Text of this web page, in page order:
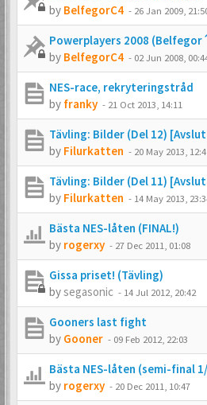
by BelfegorC4 - 26 Jan 2009,
Powerplayers 2008
by BelfegorC4 - 02 Jun 2008,
NES-race, rekryteringstråd
by franky - 21 Oct 2013, 14:11
Tävling: Bilder (Del 12)
by Filurkatten - 20 May 2013,
Tävling: Bilder (Del 11)
by Filurkatten - 14 May 2013,
Bästa NES-låten (FINAL!)
by rogerxy - 27 Dec 2011, 01:08
Gissa priset! (Tävling)
bysegasonic - 14 Jul 2012, 20:42
Gooners last fight
by Gooner - 09 Feb 2012, 22:03
Bästa NES-låten (semi-final
by rogerxy - 20 Dec 2011, 10:47